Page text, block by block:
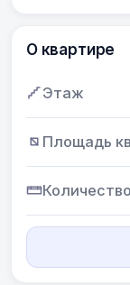
О квартире
Этаж
Площадь